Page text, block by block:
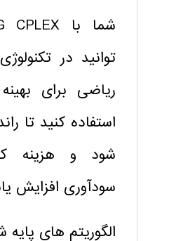
توانید در
ریاضی برای
استفاده کنید تا
شود و هزینه
سودآوری افزایش
الگوریتم های پایه